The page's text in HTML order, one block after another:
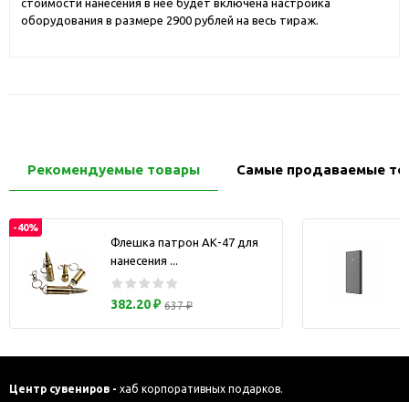
оборудования в размере 2900 рублей на весь тираж.
Рекомендуемые товары Самые продаваемые
-40%
Флешка патрон АК-47 для
нанесения ...
382.20 ₽ 637 ₽
Центр сувениров - хаб корпоративных подарков.